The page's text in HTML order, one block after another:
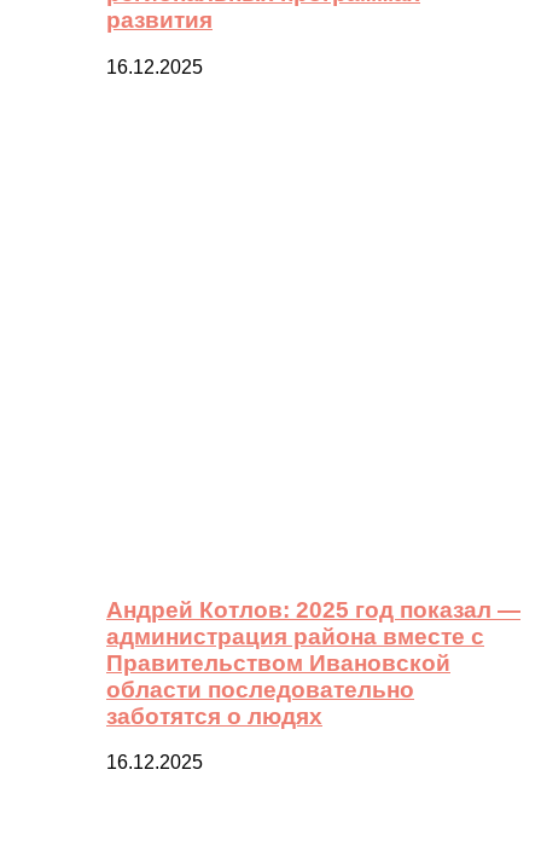
развития
16.12.2025
Андрей Котлов: 2025 год показал —
администрация района вместе с
Правительством Ивановской
области последовательно
заботятся о людях
16.12.2025